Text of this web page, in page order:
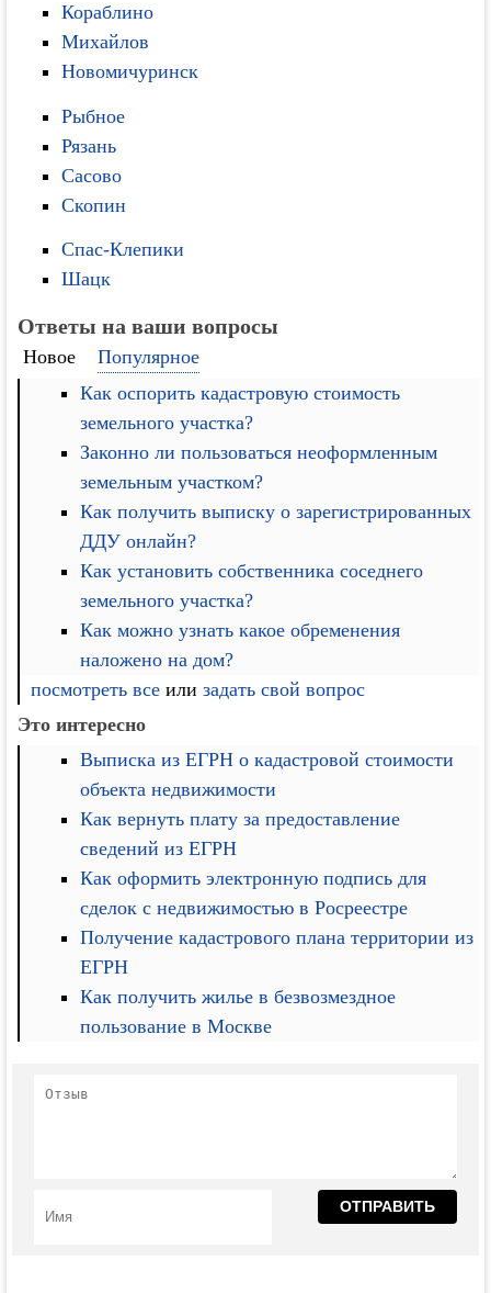
Кораблино
Михайлов
Новомичуринск
Рыбное
Рязань
Сасово
Скопин
Спас-Клепики
Шацк
Ответы на ваши вопросы
Новое
Популярное
Как оспорить кадастровую стоимость
земельного участка?
Законно ли пользоваться неоформленным
земельным участком?
Как получить выписку о зарегистрированных
ДДУ онлайн?
Как установить собственника соседнего
земельного участка?
Как можно узнать какое обременения
наложено на дом?
посмотреть все илизадать свой вопрос
Это интересно
Выписка из ЕГРН о кадастровой стоимости
объекта недвижимости
Как вернуть плату за предоставление
сведений из ЕГРН
Как оформить электронную подпись для
сделок с недвижимостью в Росреестре
Получение кадастрового плана территории из
ЕГРН
Как получить жилье в безвозмездное
пользование в Москве